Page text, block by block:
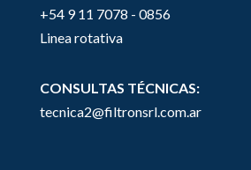
+54 9 11 7078 - 0856
Linea rotativa
CONSULTAS TÉCNICAS:
tecnica2@filtronsrl.com.ar